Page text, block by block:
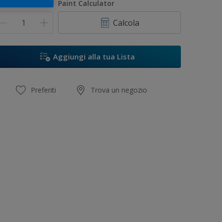
Paint Calculator
Calcola
Aggiungi alla tua Lista
Preferiti Trova un negozio